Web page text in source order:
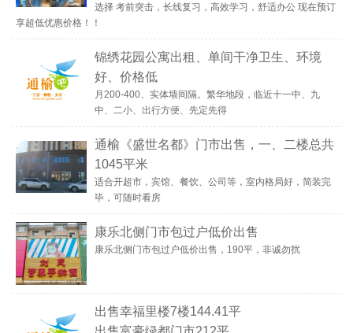
选择 考前突击，长线复习，高效学习，舒适办公 现在预订
享超低优惠价格！！
锦绣花园公寓出租、单间干净卫生、环境
好、价格低
月200-400、实体墙间隔。繁华地段，临近十一中、九
中、二小、出行方便、先定先得
通榆《盛世名都》门市出售，一、二楼总共
1045平米
适合开超市，宾馆、餐饮、公司等，室内格局好，简装完
毕，可随时看房
康乐北侧门市包过户低价出售
康乐北侧门市包过户低价出售，190平，非诚勿扰
出售幸福里楼7楼144.41平